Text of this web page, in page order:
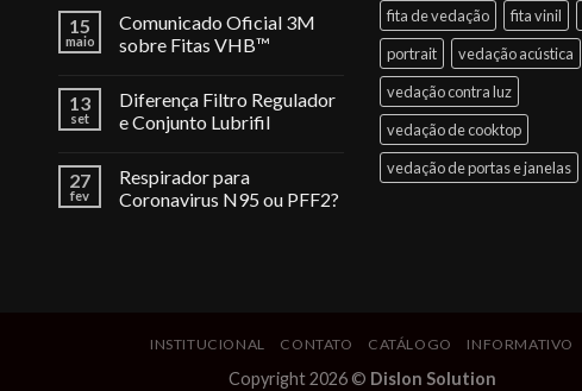
15
maio
Comunicado Oficial 3M
sobre Fitas VHB™
13
set
Diferença Filtro Regulador
e Conjunto Lubrifil
27
fev
Respirador para
Coronavirus N95 ou PFF2?
fita de vedação fita vinil
portrait
vedação acústica
vedação contra luz
vedação de cooktop
vedação de portas e janelas
INSTITUCIONAL CONTATO CATÁLOGO INFORMATIVO
Copyright 2026 © Dislon Solution